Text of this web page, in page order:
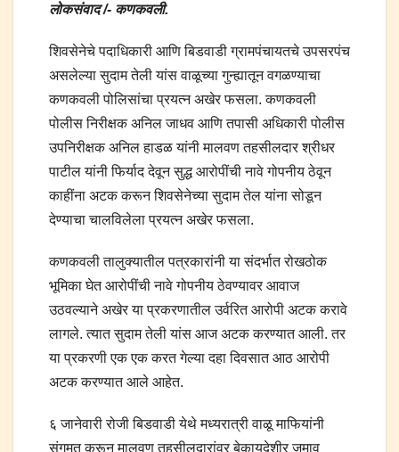
लोकसंवाद /- कणकवली.
शिवसेनेचे पदाधिकारी आणि बिडवाडी ग्रामपंचायतचे उपसरपंच
असलेल्या सुदाम तेली यांस वाळूच्या गुन्ह्यातून वगळण्याचा
कणकवली पोलिसांचा प्रयत्न अखेर फसला. कणकवली
पोलीस निरीक्षक अनिल जाधव आणि तपासी अधिकारी पोलीस
उपनिरीक्षक अनिल हाडळ यांनी मालवण तहसीलदार श्रीधर
पाटील यांनी फिर्याद देवून सुद्ध आरोपींची नावे गोपनीय ठेवून
काहींना अटक करून शिवसेनेच्या सुदाम तेल यांना सोडून
देण्याचा चालविलेला प्रयत्न अखेर फसला.
कणकवली तालुक्यातील पत्रकारांनी या संदर्भात रोखठोक
भूमिका घेत आरोपींची नावे गोपनीय ठेवण्यावर आवाज
उठवल्याने अखेर या प्रकरणातील उर्वरित आरोपी अटक करावे
लागले. त्यात सुदाम तेली यांस आज अटक करण्यात आली. तर
या प्रकरणी एक एक करत गेल्या दहा दिवसात आठ आरोपी
अटक करण्यात आले आहेत.
६ जानेवारी रोजी बिडवाडी येथे मध्यरात्री वाळू माफियांनी
संगमत करून मालवण तहसीलदारांवर बेकायदेशीर जमाव